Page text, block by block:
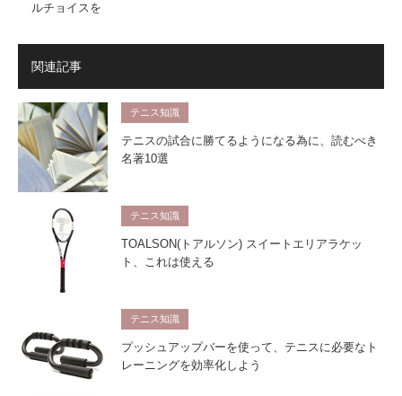
ルチョイスを
関連記事
テニス知識
テニスの試合に勝てるようになる為に、読むべき
名著10選
テニス知識
TOALSON(トアルソン) スイートエリアラケッ
ト、これは使える
テニス知識
プッシュアップバーを使って、テニスに必要なト
レーニングを効率化しよう